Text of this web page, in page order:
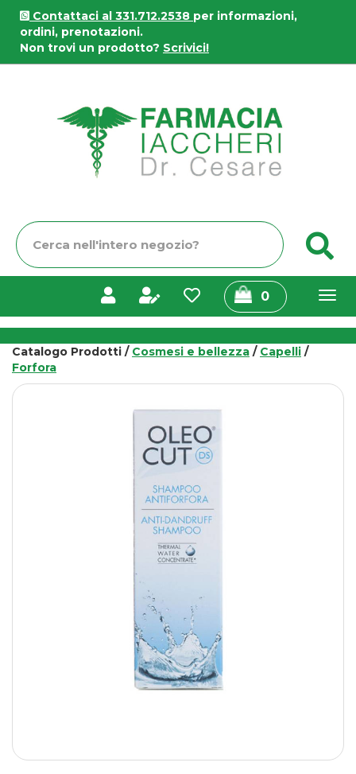
Passa
contenuto
principale
Contattaci al 331.712.2538 per informazioni,
ordini, prenotazioni.
Non trovi un prodotto? Scrivici!
Cerca
Prodotto
0prodotti
inseriti
Catalogo Prodotti / Cosmesi e bellezza / Capelli /
Forfora